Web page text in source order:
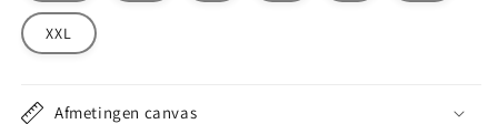
XXL
Afmetingen canvas